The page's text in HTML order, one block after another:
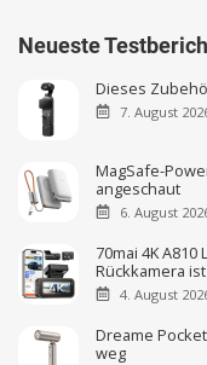
Neueste
Dieses
7. August
MagSafe-
angeschaut
6. August
70mai 4K A810
Rückkamera
4. August
Dreame
weg